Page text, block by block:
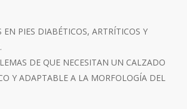
EN PIES DIABÉTICOS, ARTRÍTICOS Y
DE QUE NECESITAN UN CALZADO
Y ADAPTABLE A LA MORFOLOGÍA DEL